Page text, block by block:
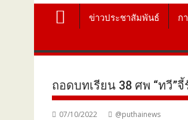
ข่าวประชาสัมพันธ์ ก
ถอดบทเรียน 38 ศพ “ทวี”
07/10/2022 @puthainews